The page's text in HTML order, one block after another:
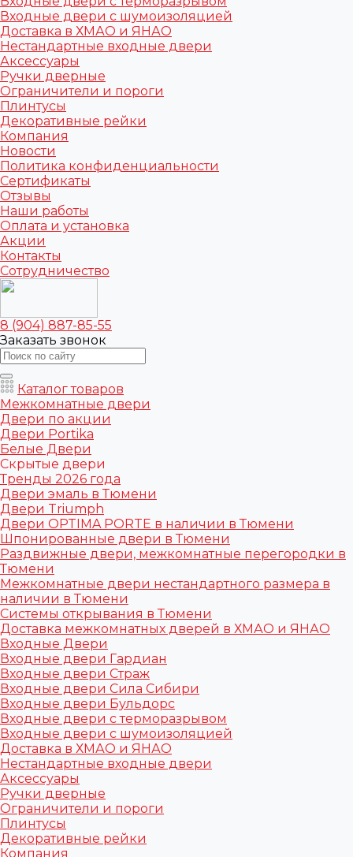
Входные двери с шумоизоляцией
Доставка в ХМАО и ЯНАО
Нестандартные входные двери
Аксессуары
Ручки дверные
Ограничители и пороги
Плинтусы
Декоративные рейки
Компания
Новости
Политика конфиденциальности
Сертификаты
Отзывы
Наши работы
Оплата и установка
Акции
Контакты
Сотрудничество
8 (904) 887-85-55
Заказать звонок
Каталог товаров
Межкомнатные двери
Двери по акции
Двери Portika
Белые Двери
Скрытые двери
Тренды 2026 года
Двери эмаль в Тюмени
Двери Triumph
Двери OPTIMA PORTE в наличии в Тюмени
Шпонированные двери в Тюмени
Раздвижные двери, межкомнатные перегородки в
Тюмени
Межкомнатные двери нестандартного размера в
наличии в Тюмени
Системы открывания в Тюмени
Доставка межкомнатных дверей в ХМАО и ЯНАО
Входные Двери
Входные двери Гардиан
Входные двери Страж
Входные двери Сила Сибири
Входные двери Бульдорс
Входные двери с терморазрывом
Входные двери с шумоизоляцией
Доставка в ХМАО и ЯНАО
Нестандартные входные двери
Аксессуары
Ручки дверные
Ограничители и пороги
Плинтусы
Декоративные рейки
Компания